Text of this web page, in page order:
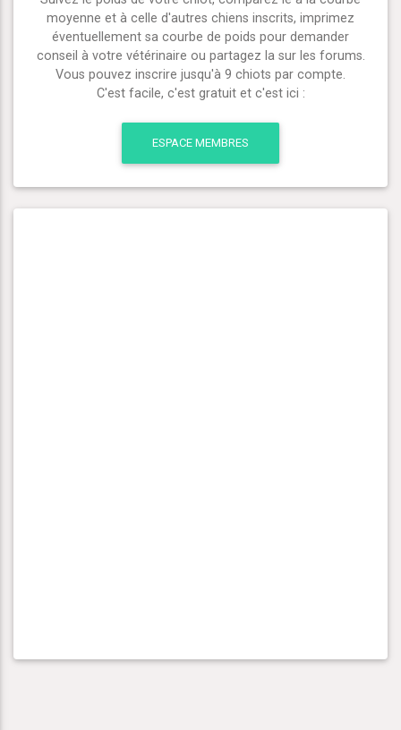
moyenne et à celle d'autres chiens inscrits, imprimez
éventuellement sa courbe de poids pour demander
conseil à votre vétérinaire ou partagez la sur les forums.
Vous pouvez inscrire jusqu'à 9 chiots par compte.
C'est facile, c'est gratuit et c'est ici :
ESPACE MEMBRES